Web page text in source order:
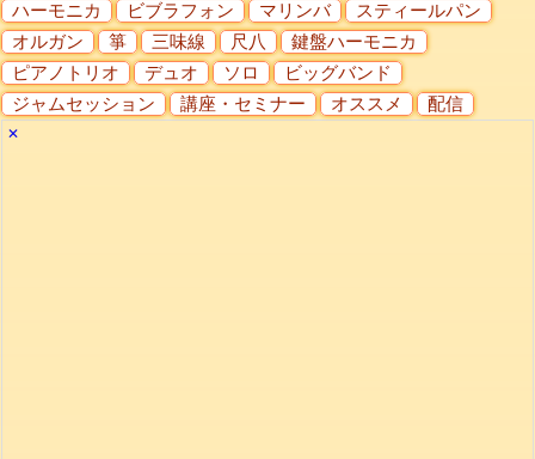
ハーモニカ
ビブラフォン マリンバ
スティールパン
オルガン
箏 三味線 尺八
鍵盤ハーモニカ
ピアノトリオ
デュオ ソロ
ビッグバンド
ジャムセッション
講座・セミナー オススメ 配信
✕